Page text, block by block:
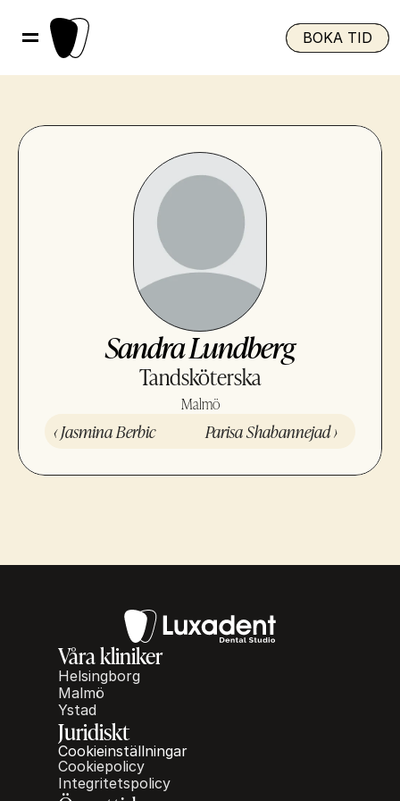
BOKA TID
Sandra Lundberg
Tandsköterska
Malmö
‹ Jasmina Berbic Parisa Shabannejad ›
Våra kliniker
Helsingborg
Malmö
Ystad
Juridiskt
Cookieinställningar
Cookiepolicy
Integritetspolicy